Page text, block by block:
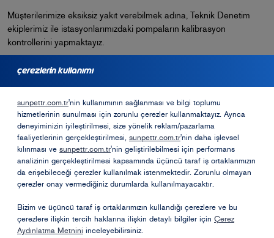
çerezlerin kullanımı
sunpettr.com.tr'nin kullanımının sağlanması ve bilgi toplumu
hizmetlerinin sunulması için zorunlu çerezler kullanmaktayız. Ayrıca
deneyiminizin iyileştirilmesi, size yönelik reklam/pazarlama
faaliyetlerinin gerçekleştirilmesi, sunpettr.com.tr'nin daha işlevsel
kılınması ve sunpettr.com.tr'nin geliştirilebilmesi için performans
analizinin gerçekleştirilmesi kapsamında üçüncü taraf iş ortaklarımızın
da erişebileceği çerezler kullanılmak istenmektedir. Zorunlu olmayan
çerezler onay vermediğiniz durumlarda kullanılmayacaktır.
Bizim ve üçüncü taraf iş ortaklarımızın kullandığı çerezlere ve bu
çerezlere ilişkin tercih haklarına ilişkin detaylı bilgiler için Çerez
Aydınlatma Metnini inceleyebilirsiniz.
Müşterilerimize eksiksiz yakıt verebilmek adına, Teknik Denetim
ekiplerimiz ile istasyonlarımızdaki pompaların kalibrasyon
kontrollerini yapmaktayız.
Bayilik Formu
Opet Sosyal Sorumluk Projeleri